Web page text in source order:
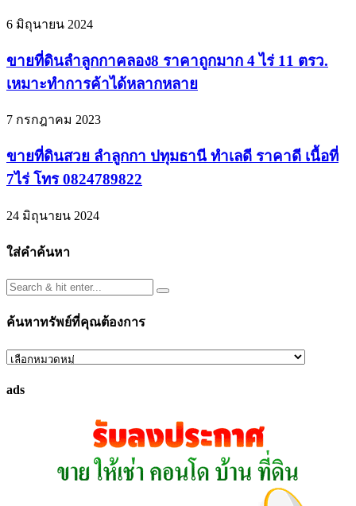
6 มิถุนายน 2024
ขายที่ดินลำลูกกาคลอง8 ราคาถูกมาก 4 ไร่ 11 ตรว.
เหมาะทำการค้าได้หลากหลาย
7 กรกฎาคม 2023
ขายที่ดินสวย ลำลูกกา ปทุมธานี ทำเลดี ราคาดี เนื้อที่
7ไร่ โทร 0824789822
24 มิถุนายน 2024
ใส่คำค้นหา
ค้นหาทรัพย์ที่คุณต้องการ
ค้นหา
ที่
ads